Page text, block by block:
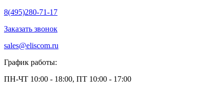
8(495)280-71-17
Заказать звонок
sales@eliscom.ru
График работы:
ПН-ЧТ 10:00 - 18:00, ПТ 10:00 - 17:00